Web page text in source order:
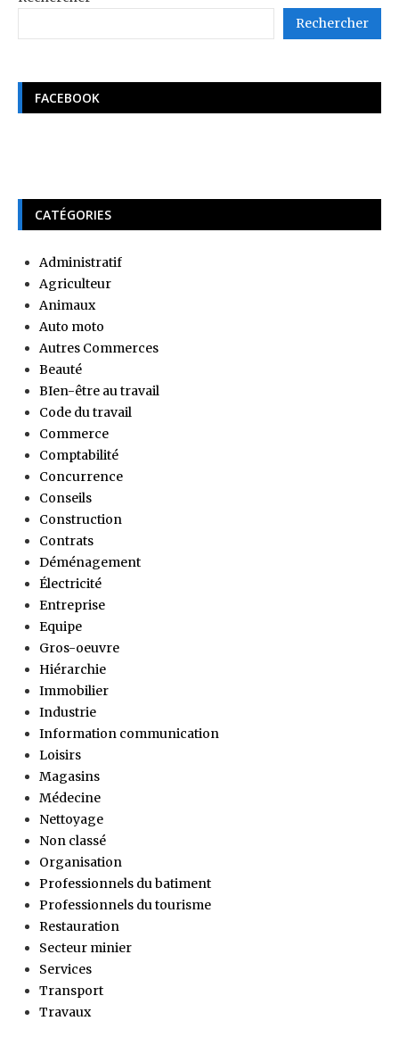
Rechercher
FACEBOOK
CATÉGORIES
Administratif
Agriculteur
Animaux
Auto moto
Autres Commerces
Beauté
BIen-être au travail
Code du travail
Commerce
Comptabilité
Concurrence
Conseils
Construction
Contrats
Déménagement
Électricité
Entreprise
Equipe
Gros-oeuvre
Hiérarchie
Immobilier
Industrie
Information communication
Loisirs
Magasins
Médecine
Nettoyage
Non classé
Organisation
Professionnels du batiment
Professionnels du tourisme
Restauration
Secteur minier
Services
Transport
Travaux